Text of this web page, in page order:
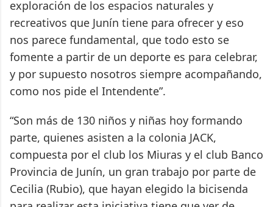
exploración de los espacios naturales y
recreativos que Junín tiene para ofrecer y eso
nos parece fundamental, que todo esto se
fomente a partir de un deporte es para celebrar,
y por supuesto nosotros siempre acompañando,
como nos pide el Intendente”.
“Son más de 130 niños y niñas hoy formando
parte, quienes asisten a la colonia JACK,
compuesta por el club los Miuras y el club Banco
Provincia de Junín, un gran trabajo por parte de
Cecilia (Rubio), que hayan elegido la bicisenda